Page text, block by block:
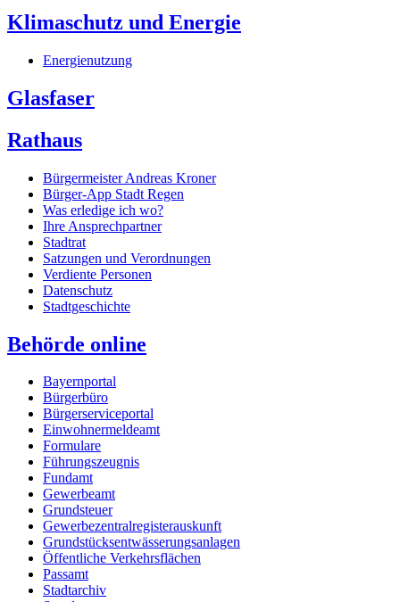
Klimaschutz und Energie
Energienutzung
Glasfaser
Rathaus
Bürgermeister Andreas Kroner
Bürger-App Stadt Regen
Was erledige ich wo?
Ihre Ansprechpartner
Stadtrat
Satzungen und Verordnungen
Verdiente Personen
Datenschutz
Stadtgeschichte
Behörde online
Bayernportal
Bürgerbüro
Bürgerserviceportal
Einwohnermeldeamt
Formulare
Führungszeugnis
Fundamt
Gewerbeamt
Grundsteuer
Gewerbezentralregisterauskunft
Grundstücksentwässerungsanlagen
Öffentliche Verkehrsflächen
Passamt
Stadtarchiv